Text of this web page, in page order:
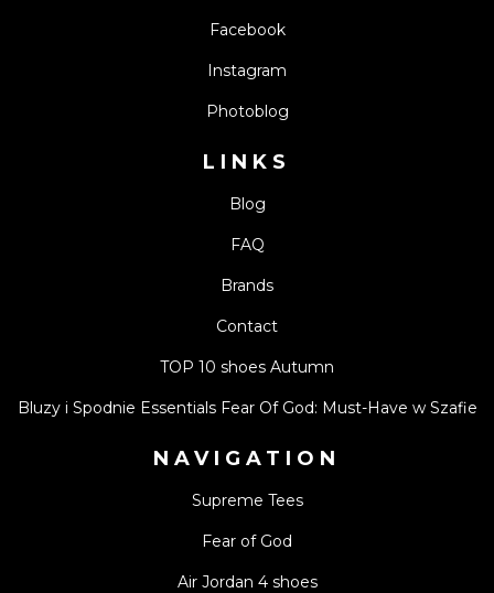
Facebook
Instagram
Photoblog
LINKS
Blog
FAQ
Brands
Contact
TOP 10 shoes Autumn
Bluzy i Spodnie Essentials Fear Of God: Must-Have w Szafie
NAVIGATION
Supreme Tees
Fear of God
Air Jordan 4 shoes